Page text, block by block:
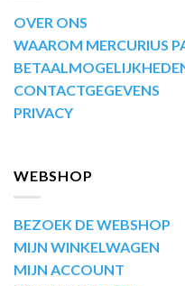
OVER ONS
WAAROM MERCURIUS
CONTACTGEGEVENS
PRIVACY
WEBSHOP
BEZOEK DE WEBSHOP
MIJN WINKELWAGEN
MIJN ACCOUNT